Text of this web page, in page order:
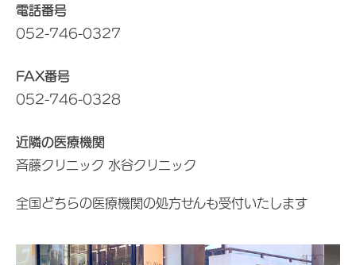
電話番号
052-746-0327
FAX番号
052-746-0328
近隣の医療機関
斉藤クリニック 水谷クリニック
全国どちらの医療機関の処方せんも受付いたします